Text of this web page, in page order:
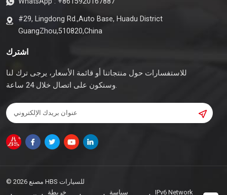
#29, Lingdong Rd.,Auto Base, Huadu District
GuangZhou,510820,China
اشترك
للاستفسارات حول منتجاتنا أو قائمة الأسعار، يرجى ترك لنا
وسنكون على اتصال خلال 24 ساعة.
© 2026 مصنع HBS للسيارات
خريطة سياسة IPv6 Network